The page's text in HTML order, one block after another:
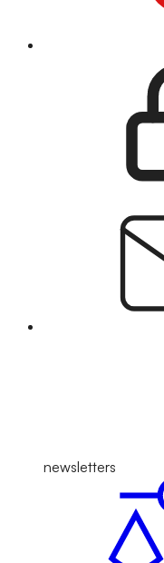
newsletters